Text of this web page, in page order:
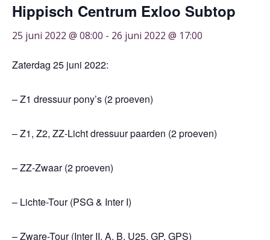
Hippisch Centrum Exloo Subtop
25 juni 2022 @ 08:00 - 26 juni 2022 @ 17:00
Zaterdag 25 juni 2022:
– Z1 dressuur pony’s (2 proeven)
– Z1, Z2, ZZ-Licht dressuur paarden (2 proeven)
– ZZ-Zwaar (2 proeven)
– Lichte-Tour (PSG & Inter I)
– Zware-Tour (Inter II, A, B, U25, GP, GPS)